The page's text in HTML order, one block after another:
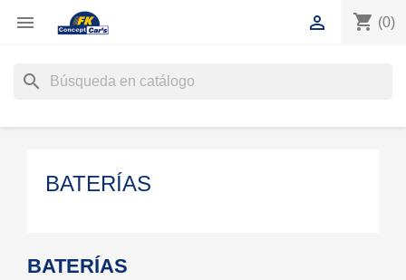
 shopping_cart (0)

search
BATERÍAS
BATERÍAS